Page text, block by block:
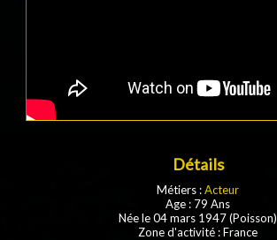
Détails
Métiers :Acteur
Age : 79 Ans
Née le 04 mars 1947 (Poisson)
Zone d'activité : France